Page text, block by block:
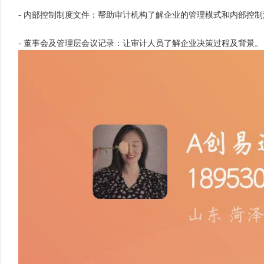
- 内部控制制度文件：帮助审计机构了解企业的管理模式和内部控
- 董事会及管理层会议记录：让审计人员了解企业决策过程及背景。